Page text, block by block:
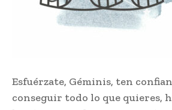
Esfuérzate, Géminis, ten
conseguir todo lo que quieres,